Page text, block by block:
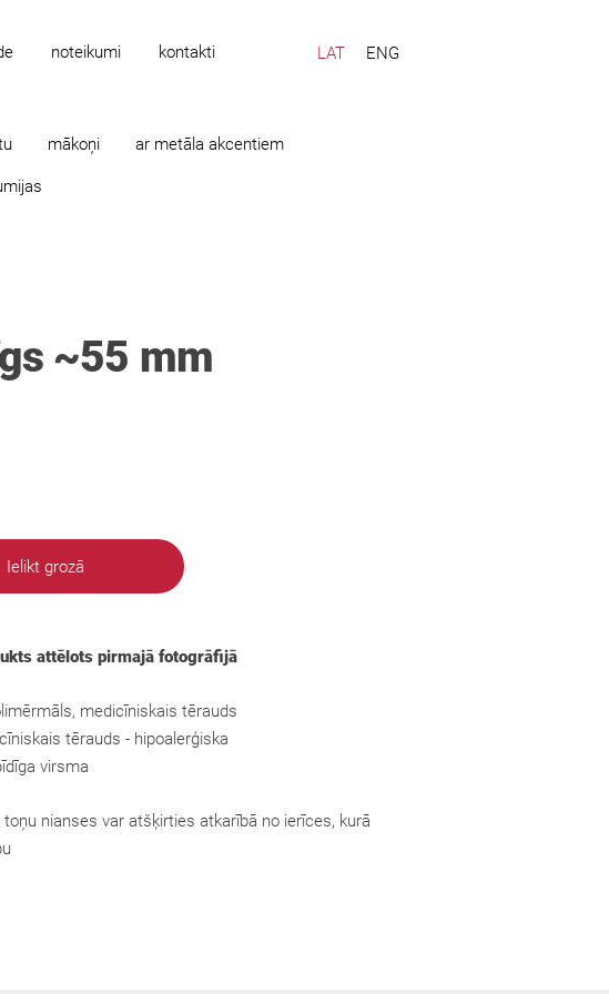
noteikumi kontakti LAT ENG
mākoņi ar metāla akcentiem
~55 mm
Ielikt grozā
attēlots pirmajā fotogrāfijā
medicīniskais tērauds
tērauds - hipoalerģiska
virsma
toņu nianses var atšķirties atkarībā no ierīces, kurā